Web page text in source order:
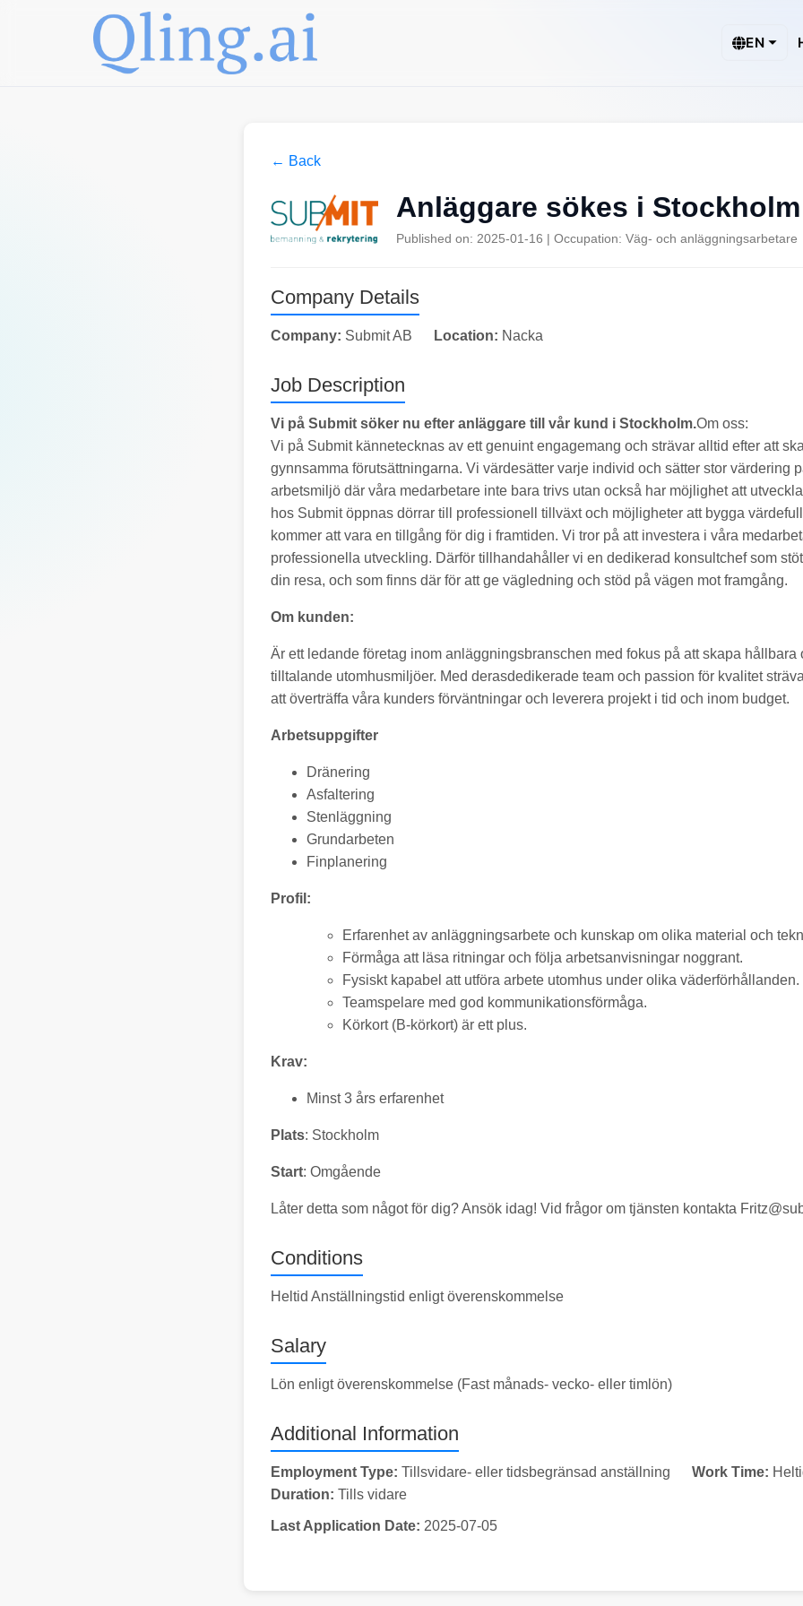
EN
← Back
Anläggare sökes i Stockholm
Published on: 2025-01-16 | Occupation: Väg- och anläggningsarbetare
Company Details
Company: Submit AB Location: Nacka
Job Description
Vi på Submit söker nu efter anläggare till vår kund i Stockholm.Om oss:
Vi på Submit kännetecknas av ett genuint engagemang och strävar alltid efter att
gynnsamma förutsättningarna. Vi värdesätter varje individ och sätter stor värdering
arbetsmiljö där våra medarbetare inte bara trivs utan också har möjlighet att
hos Submit öppnas dörrar till professionell tillväxt och möjligheter att bygga
kommer att vara en tillgång för dig i framtiden. Vi tror på att investera i våra
professionella utveckling. Därför tillhandahåller vi en dedikerad konsultchef som
din resa, och som finns där för att ge vägledning och stöd på vägen mot framgång.
Om kunden:
Är ett ledande företag inom anläggningsbranschen med fokus på att skapa hållbara
tilltalande utomhusmiljöer. Med derasdedikerade team och passion för kvalitet
att överträffa våra kunders förväntningar och leverera projekt i tid och inom budget.
Arbetsuppgifter
Dränering
Asfaltering
Stenläggning
Grundarbeten
Finplanering
Profil:
Erfarenhet av anläggningsarbete och kunskap om olika material och
Förmåga att läsa ritningar och följa arbetsanvisningar noggrant.
Fysiskt kapabel att utföra arbete utomhus under olika väderförhållanden.
Teamspelare med god kommunikationsförmåga.
Körkort (B-körkort) är ett plus.
Krav:
Minst 3 års erfarenhet
Plats: Stockholm
Start: Omgående
Låter detta som något för dig? Ansök idag! Vid frågor om tjänsten kontakta F
Conditions
Heltid Anställningstid enligt överenskommelse
Salary
Lön enligt överenskommelse (Fast månads- vecko- eller timlön)
Additional Information
Employment Type: Tillsvidare- eller tidsbegränsad anställning Work Time:
Duration: Tills vidare
Last Application Date: 2025-07-05